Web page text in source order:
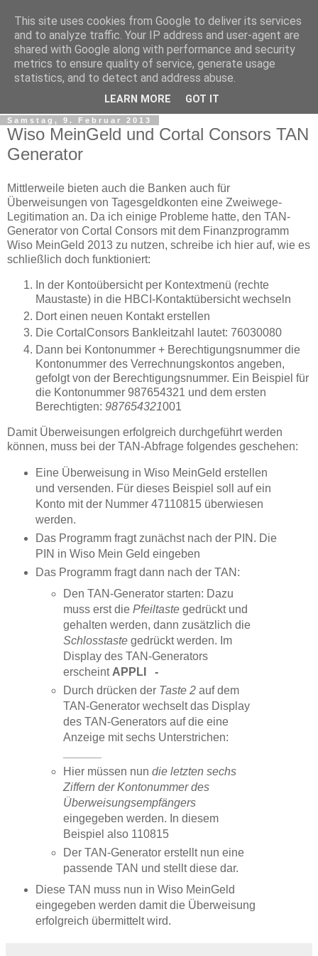
tobsen.de
Dinge die das Leben erleichtern, Wissenswertes, C# und
Samstag, 9. Februar 2013
Wiso MeinGeld und Cortal Consors TAN
Generator
Mittlerweile bieten auch die Banken auch für
Überweisungen von Tagesgeldkonten eine Zweiwege-
Legitimation an. Da ich einige Probleme hatte, den TAN-
Generator von Cortal Consors mit dem Finanzprogramm
Wiso MeinGeld 2013 zu nutzen, schreibe ich hier auf, wie es
schließlich doch funktioniert:
In der Kontoübersicht per Kontextmenü (rechte
Maustaste) in die HBCI-Kontaktübersicht wechseln
Dort einen neuen Kontakt erstellen
Die CortalConsors Bankleitzahl lautet: 76030080
Dann bei Kontonummer + Berechtigungsnummer die
Kontonummer des Verrechnungskontos angeben,
gefolgt von der Berechtigungsnummer. Ein Beispiel für
die Kontonummer 987654321 und dem ersten
Berechtigten: 987654321001
Damit Überweisungen erfolgreich durchgeführt werden
können, muss bei der TAN-Abfrage folgendes geschehen:
Eine Überweisung in Wiso MeinGeld erstellen
und versenden. Für dieses Beispiel soll auf ein
Konto mit der Nummer 47110815 überwiesen
werden.
Das Programm fragt zunächst nach der PIN. Die
PIN in Wiso Mein Geld eingeben
Das Programm fragt dann nach der TAN:
Den TAN-Generator starten: Dazu
muss erst diePfeiltaste gedrückt und
gehalten werden, dann zusätzlich die
Schlosstaste gedrückt werden. Im
Display des TAN-Generators
erscheint APPLI -
Durch drücken der Taste 2 auf dem
TAN-Generator wechselt das Display
des TAN-Generators auf die eine
Anzeige mit sechs Unterstrichen:
Hier müssen nundie letzten sechs
Ziffern der Kontonummer des
Überweisungsempfängers
eingegeben werden. In diesem
Beispiel also 110815
Der TAN-Generator erstellt nun eine
passende TAN und stellt diese dar.
Diese TAN muss nun in Wiso MeinGeld
eingegeben werden damit die Überweisung
erfolgreich übermittelt wird.
This site uses cookies from Google to deliver its services
and to analyze traffic. Your IP address and user-agent are
shared with Google along with performance and security
metrics to ensure quality of service, generate usage
statistics, and to detect and address abuse.
LEARN MORE GOT IT